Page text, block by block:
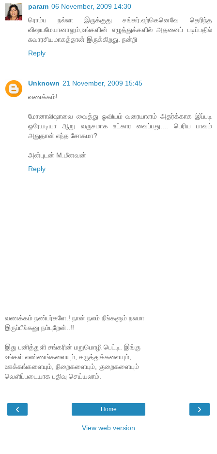
param 06 November, 2009 14:30
ரொம்ப நல்லா இருக்குது சங்கர்.ஏற்கெனெவே தெரிந்த
விஷயமேயானாலும்,உங்களின் எழுத்துக்களில் அதனைப் படிப்பதில்
சுவாரசியமாகத்தான் இருக்கிறது. நன்றி
Reply
Unknown 21 November, 2009 15:45
வணக்கம்!
மோனாலிஷாவை வைத்து ஓவியம் வரையாளம் அதர்க்காக இப்படி
ஒரேயடியா ஆறு வருசமாக உட்கார வைப்பது.... பெரிய பாவம்
அதுதான் எந்த சோகமா?
அன்புடன் M.மீனவன்
Reply
வணக்கம் நண்பர்களே.! நான் நலம் நீங்களும் நலமா
இருப்பீங்கனு நம்புறேன்..!!
இது பனித்துளி சங்கரின் மறுமொழி பெட்டி. இங்கு
உங்கள் எண்ணங்களையும், கருத்துக்களையும்,
ஊக்கங்களையும், நிறைகளையும், குறைகளையும்
வெளிப்படையாக பதிவு செய்யலாம்.
‹ ›
Home
View web version